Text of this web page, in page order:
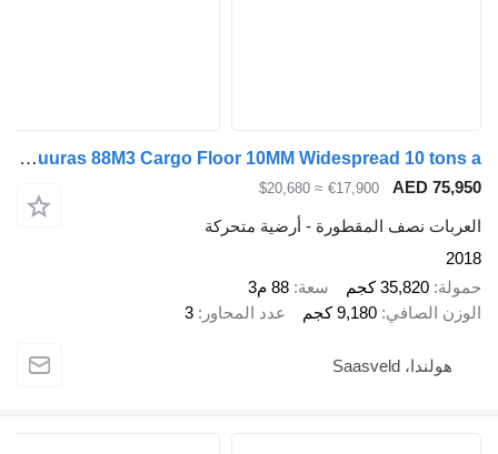
Kraker CF-X Liftas + Stuuras 88M3 Cargo Floor 10MM Widespread 10 tons a
AED
€17,900
≈ $20,680
نصف المقطورة - أرضية متحركة
35,820 كجم سعة 88 م3
9,180 كجم عدد المحاور 3